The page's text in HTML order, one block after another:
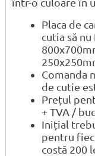
Placa de
cutia să
Comanda
de cutie
Prețul
+ TVA /
Inițial
pentru
costă 200